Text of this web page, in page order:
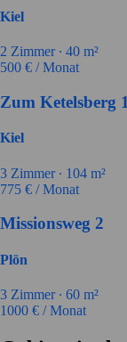
Kiel
2 Zimmer ∙ 40 m²
500 € / Monat
Zum Ketelsberg
Kiel
3 Zimmer ∙ 104 m²
775 € / Monat
Missionsweg 2
Plön
3 Zimmer ∙ 60 m²
1000 € / Monat